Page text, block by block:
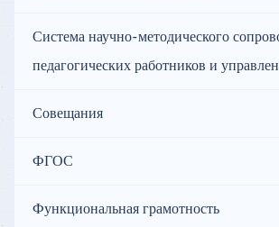
Система научно-методического
педагогических работников и
Совещания
ФГОС
Функциональная грамотность